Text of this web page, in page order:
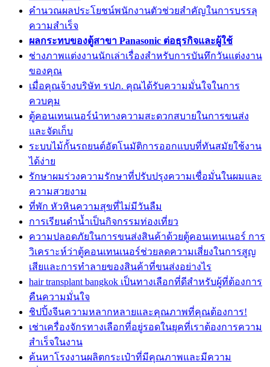
คำนวณผลประโยชน์พนักงานตัวช่วยสำคัญในการบรรลุ
ความสำเร็จ
ผลกระทบของตู้สาขา Panasonic ต่อธุรกิจและผู้ใช้
ช่างภาพแต่งงานนักเล่าเรื่องสำหรับการบันทึกวันแต่งงาน
ของคุณ
เมื่อคุณจ้างบริษัท รปภ. คุณได้รับความมั่นใจในการ
ควบคุม
ตู้คอนเทนเนอร์นำทางความสะดวกสบายในการขนส่ง
และจัดเก็บ
ระบบไม้กั้นรถยนต์อัตโนมัติการออกแบบที่ทันสมัยใช้งาน
ได้ง่าย
รักษาผมร่วงความรักษาที่ปรับปรุงความเชื่อมั่นในผมและ
ความสวยงาม
ที่พัก หัวหินความสุขที่ไม่มีวันลืม
การเรียนดำน้ำเป็นกิจกรรมท่องเที่ยว
ความปลอดภัยในการขนส่งสินค้าด้วยตู้คอนเทนเนอร์ การ
วิเคราะห์ว่าตู้คอนเทนเนอร์ช่วยลดความเสี่ยงในการสูญ
เสียและการทำลายของสินค้าที่ขนส่งอย่างไร
hair transplant bangkok เป็นทางเลือกที่ดีสำหรับผู้ที่ต้องการ
คืนความมั่นใจ
ชิปปิ้งจีนความหลากหลายและคุณภาพที่คุณต้องการ!
เช่าเครื่องจักรทางเลือกที่อยู่รอดในยุคที่เราต้องการความ
สำเร็จในงาน
ค้นหาโรงงานผลิตกระเป๋าที่มีคุณภาพและมีความ